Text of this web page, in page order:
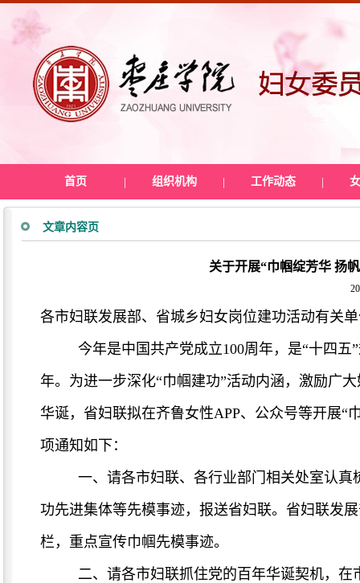
首页 | 组织机构 | 工作动态 |
文章内容页
关于开展“巾帼绽芳华 扬
各市妇联发展部、省城乡妇女岗位建功活动有关
今年是中国共产党成立100周年，是“十四
年。为进一步深化“巾帼建功”活动内涵，激励广
华诞，省妇联拟在齐鲁女性APP、公众号等开展
项通知如下：
一、请各市妇联、各行业部门相关处室认
功先进集体等先模事迹，报送省妇联。省妇联发
栏，重点宣传巾帼先模事迹。
二、请各市妇联抓住党的百年华诞契机，